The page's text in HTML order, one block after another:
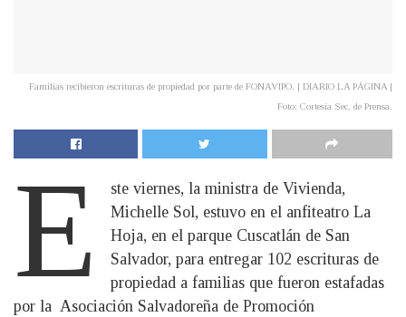
Familias recibieron escrituras de propiedad por parte de FONAVIPO. | DIARIO LA PÁGINA |
Foto: Cortesía Sec. de Prensa.
E
ste viernes, la ministra de Vivienda,
Michelle Sol, estuvo en el anfiteatro La
Hoja, en el parque Cuscatlán de San
Salvador, para entregar 102 escrituras de
propiedad a familias que fueron estafadas
por la Asociación Salvadoreña de Promoción